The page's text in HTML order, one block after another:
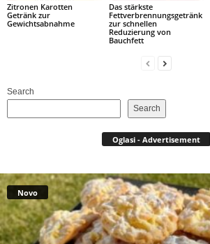
Zitronen Karotten
Getränk zur
Gewichtsabnahme
Das stärkste
Fettverbrennungsgetränk
zur schnellen
Reduzierung von
Bauchfett
Search
Search
Oglasi - Advertisement
Novo